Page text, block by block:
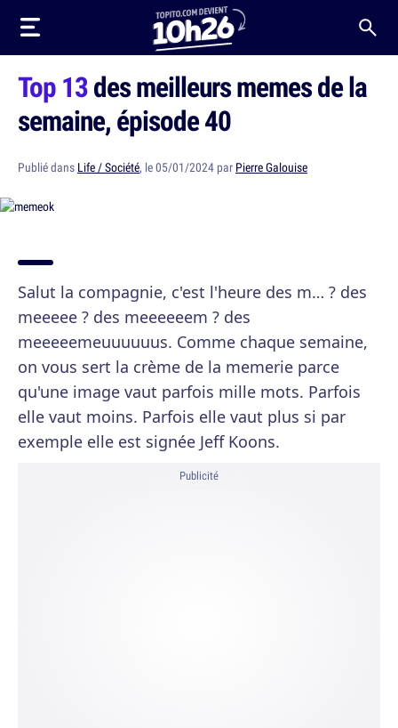
Top 13des meilleurs memes de la
semaine, épisode 40
Publié dans Life / Société, le 05/01/2024 par Pierre Galouise
Salut la compagnie, c'est l'heure des m… ? des
meeeee ? des meeeeeem ? des
meeeeemeuuuuuus. Comme chaque semaine,
on vous sert la crème de la memerie parce
qu'une image vaut parfois mille mots. Parfois
elle vaut moins. Parfois elle vaut plus si par
exemple elle est signée Jeff Koons.
Publicité